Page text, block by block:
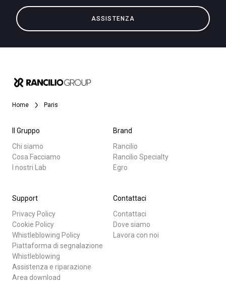
ASSISTENZA
Home Paris
Il Gruppo
Chi siamo
Cosa Facciamo
I nostri Lab
Brand
Rancilio
Rancilio Specialty
Egro
Support
Privacy Policy
Cookie Policy
Whistleblowing Policy
Piattaforma di segnalazione
Whistleblowing
Assistenza e riparazione
Area download
Contattaci
Contattaci
Dove siamo
Lavora con noi
Tutti
News
Download
Altro
Brand
News
La nostra storia
I nostri Lab
Connect
Contattaci